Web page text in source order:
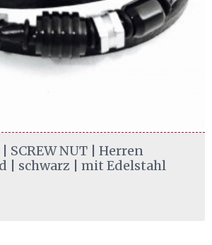
SCREW NUT | Herren
| schwarz | mit Edelstahl